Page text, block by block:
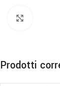
Prodotti